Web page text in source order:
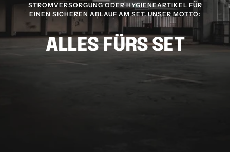
STROMVERSORGUNG ODER HYGIENEARTIKEL FÜR
EINEN SICHEREN ABLAUF AM SET. UNSER MOTTO:
ALLES FÜRS SET